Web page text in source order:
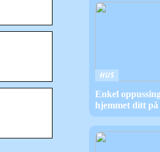
HUS
Enkel
hjemmet ditt